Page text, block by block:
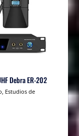
Debra ER-202
Estudios de